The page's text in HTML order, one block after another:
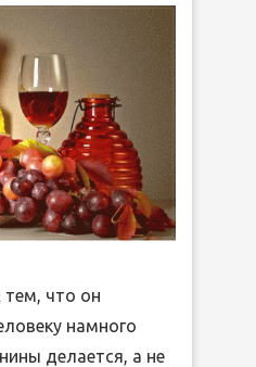
тем, что он
намного
делается, а не